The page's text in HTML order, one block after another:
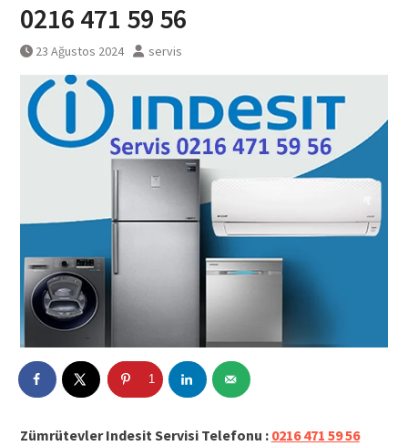
0216 471 59 56
23 Ağustos 2024 servis
1
Zümrütevler Indesit Servisi Telefonu : 0216 471 59 56